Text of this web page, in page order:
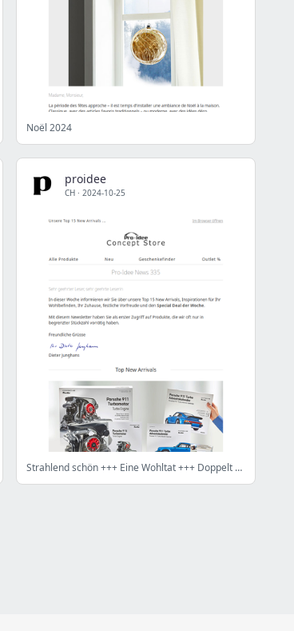
Noël 2024
proidee
CH · 2024-10-25
Strahlend schön +++ Eine Wohltat +++ Doppelt sicher.